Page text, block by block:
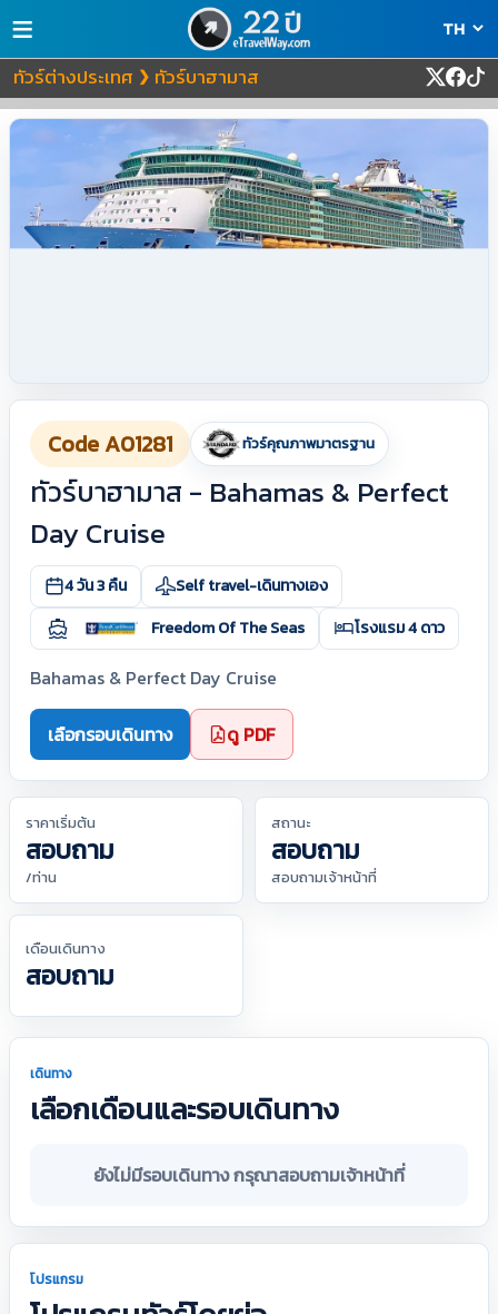
≡
ทัวร์ต่างประเทศ ❯ ทัวร์บาฮามาส
Code A01281 ทัวร์คุณภาพมาตรฐาน
ทัวร์บาฮามาส - Bahamas & Perfect
Day Cruise
4 วัน 3 คืน
Self travel-เดินทางเอง
Freedom Of The Seas
โรงแรม 4 ดาว
Bahamas & Perfect Day Cruise
เลือกรอบเดินทาง ดู PDF
ราคาเริ่มต้น
สอบถาม
/ท่าน
สถานะ
สอบถาม
สอบถามเจ้าหน้าที่
เดือนเดินทาง
สอบถาม
เดินทาง
เลือกเดือนและรอบเดินทาง
ยังไม่มีรอบเดินทาง กรุณาสอบถามเจ้าหน้าที่
โปรแกรม